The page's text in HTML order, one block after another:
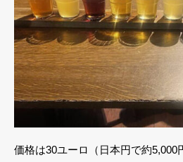
価格は30ユーロ（日本円で約5,000